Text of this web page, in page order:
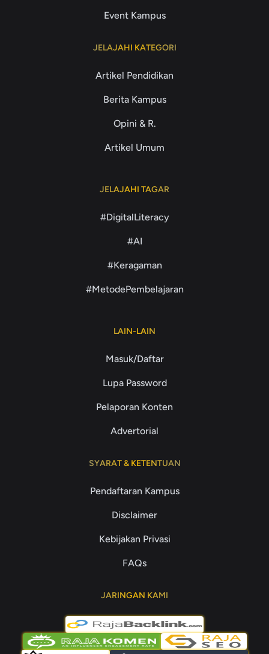
Event Kampus
JELAJAHI KATEGORI
Artikel Pendidikan
Berita Kampus
Opini & R.
Artikel Umum
JELAJAHI TAGAR
#DigitalLiteracy
#AI
#Keragaman
#MetodePembelajaran
LAIN-LAIN
Masuk/Daftar
Lupa Password
Pelaporan Konten
Advertorial
SYARAT & KETENTUAN
Pendaftaran Kampus
Disclaimer
Kebijakan Privasi
FAQs
JARINGAN KAMI